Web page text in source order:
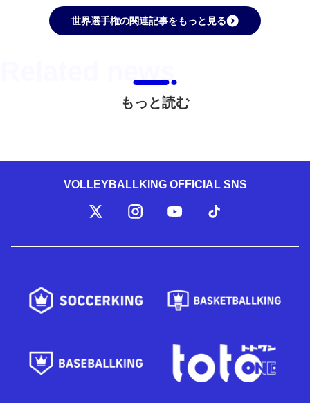
世界選手権の関連記事をもっと見る
もっと読む
VOLLEYBALLKING OFFICIAL SNS